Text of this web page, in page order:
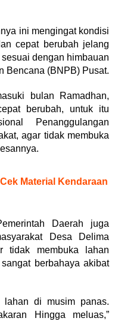
ini mengingat kondisi
cepat berubah jelang
dengan himbauan
Bencana (BNPB) Pusat.
bulan Ramadhan,
berubah, untuk itu
Penanggulangan
agar tidak membuka
Material Kendaraan
Daerah juga
Desa Delima
tidak membuka lahan
berbahaya akibat
lahan di musim panas.
Hingga meluas,”